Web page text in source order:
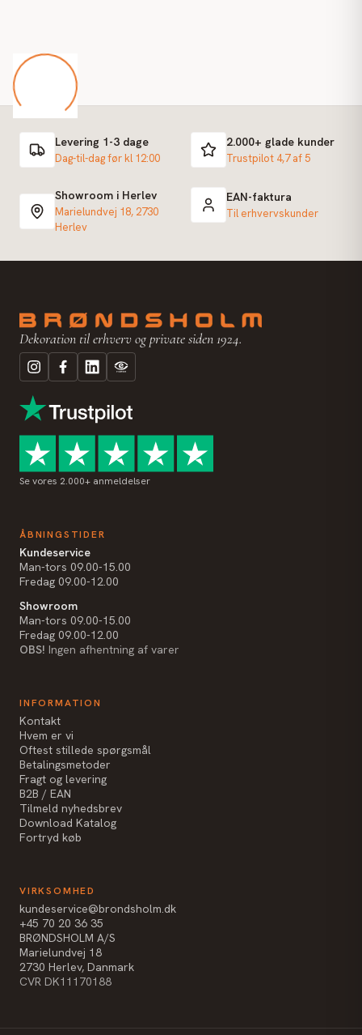
Levering 1-3 dage
Dag-til-dag før kl 12:00
2.000+ glade kunder
Trustpilot 4,7 af 5
Showroom i Herlev
Marielundvej 18, 2730
Herlev
EAN-faktura
Til erhvervskunder
Dekoration til erhverv og private siden 1924.
Se vores 2.000+ anmeldelser
ÅBNINGSTIDER
Kundeservice
Man-tors 09.00-15.00
Fredag 09.00-12.00
Showroom
Man-tors 09.00-15.00
Fredag 09.00-12.00
OBS! Ingen afhentning af varer
INFORMATION
Kontakt
Hvem er vi
Oftest stillede spørgsmål
Betalingsmetoder
Fragt og levering
B2B / EAN
Tilmeld nyhedsbrev
Download Katalog
Fortryd køb
VIRKSOMHED
kundeservice@brondsholm.dk
+45 70 20 36 35
BRØNDSHOLM A/S
Marielundvej 18
2730 Herlev, Danmark
CVR DK11170188